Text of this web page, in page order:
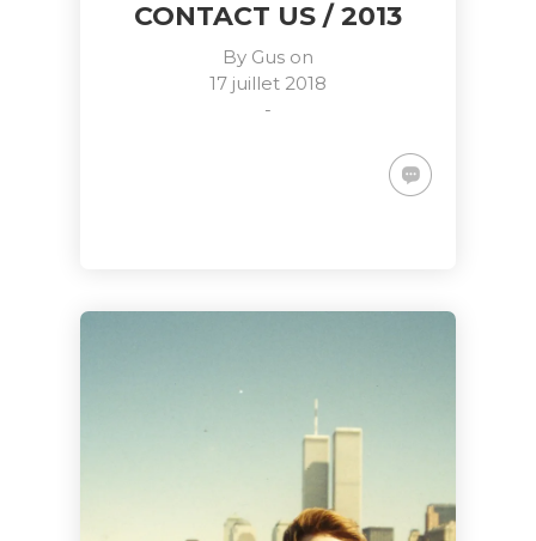
CONTACT US / 2013
By Gus on
17 juillet 2018
-